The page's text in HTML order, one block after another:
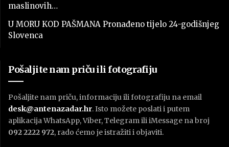
maslinovih…
U MORU KOD PAŠMANA Pronađeno tijelo 24-godišnjeg
Slovenca
Pošaljite nam priču ili fotografiju
Pošaljite nam priču, informaciju ili fotografiju na email
desk@antenazadar.hr. Isto možete poslati i putem
aplikacija WhatsApp, Viber, Telegram ili iMessage na broj
092 2222 972, rado ćemo je istražiti i objaviti.